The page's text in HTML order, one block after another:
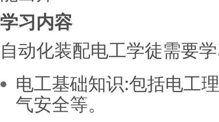
学习内容
自动化装配电工学徒需要
电工基础知识:包括电工
气安全等。